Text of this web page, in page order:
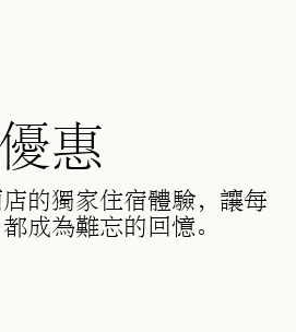
優惠
的獨家住宿體驗，讓每
成為難忘的回憶。